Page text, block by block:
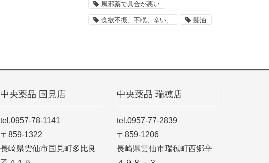
風邪薬で具合が悪い
食欲不振、不眠、辛い、 髪油
中央薬品 国見店
tel.0957-78-1141
〒859-1322
長崎県雲仙市国見町多比良
中央薬品 瑞穂店
tel.0957-77-2839
〒859-1206
長崎県雲仙市瑞穂町西郷辛